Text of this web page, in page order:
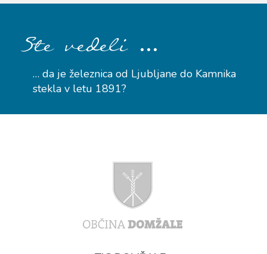
Ste vedeli …
… da je železnica od Ljubljane do Kamnika
stekla v letu 1891?